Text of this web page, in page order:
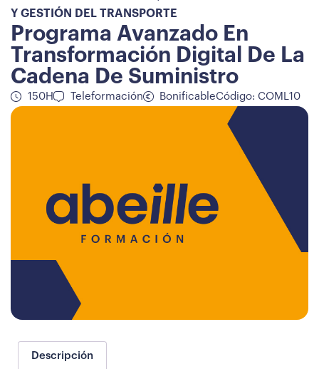
Y GESTIÓN DEL TRANSPORTE
Programa Avanzado En
Transformación Digital De La
Cadena De Suministro
150H Teleformación BonificableCódigo: COML10
Descripción